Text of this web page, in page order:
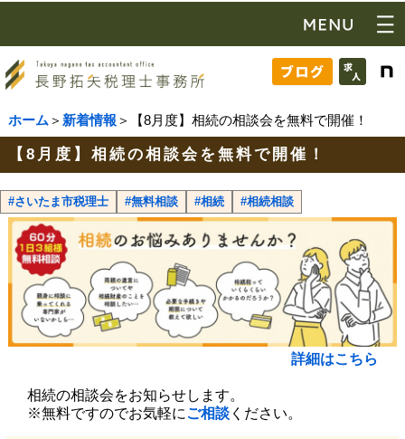
ホーム ＞ 新着情報 ＞【8月度】相続の相談会を無料で開催！
【8月度】相続の相談会を無料で開催！
#さいたま市税理士 #無料相談 #相続 #相続相談
詳細はこちら
相続の相談会をお知らせします。
※無料ですのでお気軽にご相談 ください。